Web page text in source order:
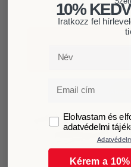
4.899Ft
TESZEM
10%
Iratkozz fel
Név
Email
GDPRElolvastam és
adatvédelmi
Kérem a